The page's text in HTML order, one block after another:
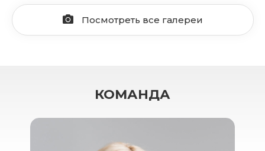
Посмотреть все галереи
КОМАНДА